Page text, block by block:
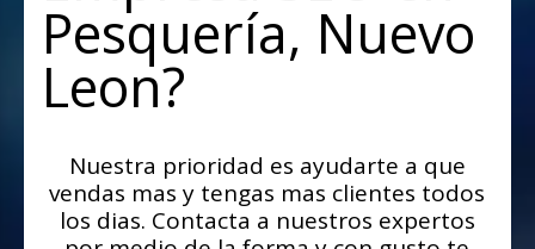
Pesquería, Nuevo
Leon?
Nuestra prioridad es ayudarte a que
vendas mas y tengas mas clientes todos
los dias. Contacta a nuestros expertos